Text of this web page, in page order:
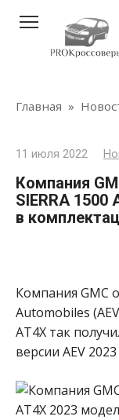
контенту
Главная »
11 июля 2022
Компания
SIERRA 1500
в
Компания GMC
Automobiles
AT4X так
версии AEV